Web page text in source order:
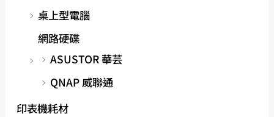
桌上型電腦
網路硬碟
ASUSTOR 華芸
QNAP 威聯通
印表機耗材